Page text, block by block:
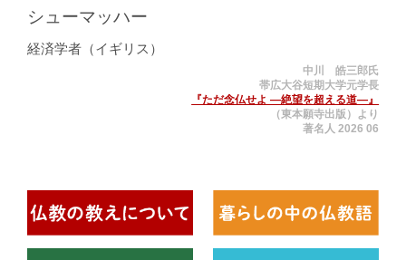
シューマッハー
経済学者（イギリス）
中川 皓三郎氏
帯広大谷短期大学元学長
『ただ念仏せよ ―絶望を超える道―』
（東本願寺出版）より
著名人 2026 06